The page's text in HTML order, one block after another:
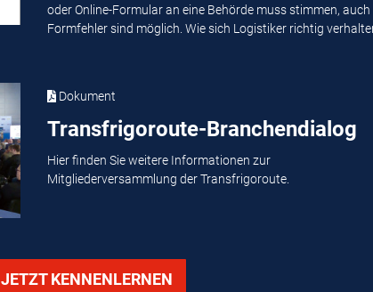
oder Online-Formular an eine Behörde muss stimmen, auch
Formfehler sind möglich. Wie sich Logistiker richtig
Dokument
Transfrigoroute-Branchendialog
Hier finden Sie weitere Informationen zur
Mitgliederversammlung der Transfrigoroute.
JETZT KENNENLERNEN